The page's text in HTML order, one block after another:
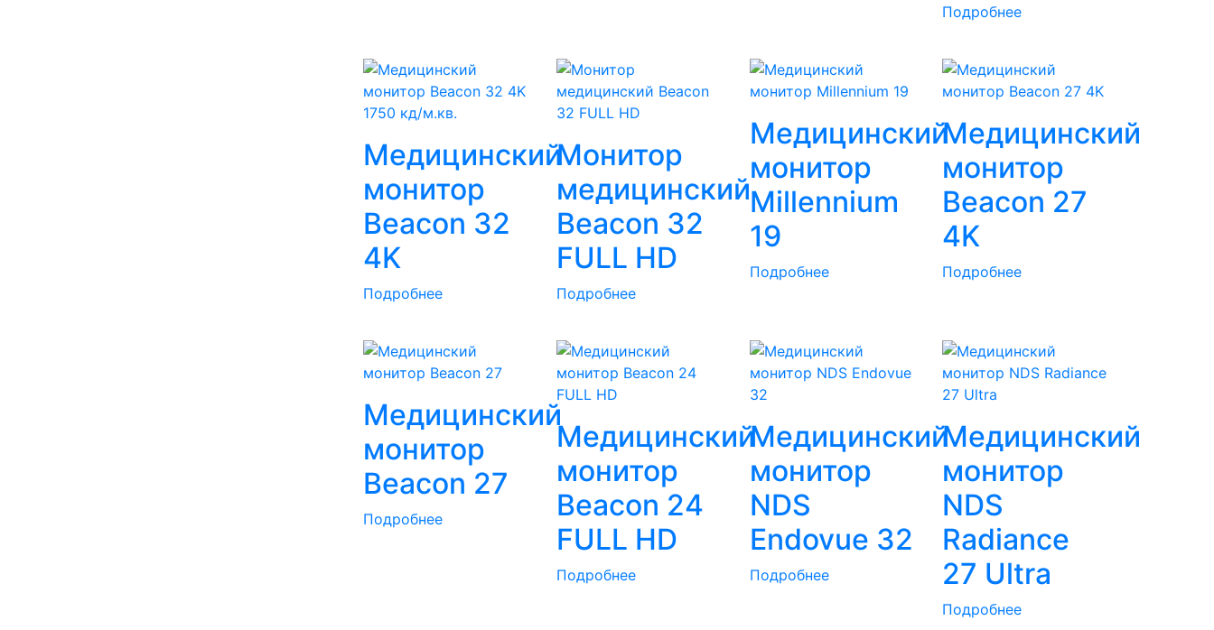
Подробнее
1750 кд/м.кв.
Медицинский
монитор
Beacon 32
4K
Подробнее
Монитор
медицинский
Beacon 32
FULL HD
Подробнее
Медицинский
монитор
Millennium
19
Подробнее
Медицинский
монитор
Beacon 27
4K
Подробнее
Медицинский
монитор
Beacon 27
Подробнее
Медицинский
монитор
Beacon 24
FULL HD
Подробнее
Медицинский
монитор
NDS
Endovue 32
Подробнее
Медицинский
монитор
NDS
Radiance
27 Ultra
Подробнее